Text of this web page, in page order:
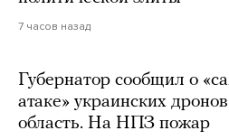
7 часов назад
Губернатор сообщил о
атаке» украинских
область. На НПЗ пожар